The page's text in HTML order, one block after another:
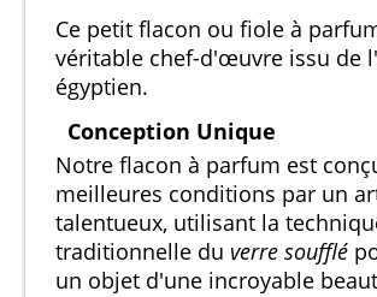
Ce petit flacon ou fiole à
véritable chef-d'œuvre issu de
égyptien.
Conception Unique
Notre flacon à parfum est
meilleures conditions par un
talentueux, utilisant la
traditionnelle du verre soufflé
un objet d'une incroyable